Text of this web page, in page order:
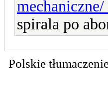
spirala po
Polskie